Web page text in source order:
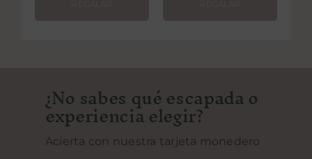
¿No sabes qué escapada o
experiencia elegir?
Acierta con nuestra tarjeta monedero